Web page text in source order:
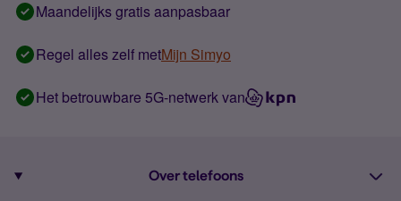
Maandelijks gratis aanpasbaar
Regel alles zelf metMijn Simyo
Het betrouwbare 5G-netwerk van
Over telefoons